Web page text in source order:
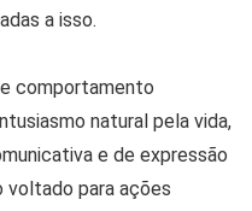
a isso.
comportamento
natural pela vida,
e de expressão
voltado para ações